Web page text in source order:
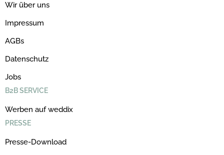
Wir über uns
Impressum
AGBs
Datenschutz
Jobs
B2B SERVICE
Werben auf weddix
PRESSE
Presse-Download